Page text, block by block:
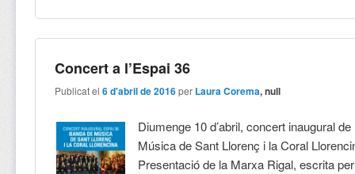
Concert a l’Espai 36
Publicat el6 d'abril de 2016 per Laura Corema, null
Diumenge 10 d’abril, concert inaugural
Música de Sant Llorenç i la Coral
Presentació de la Marxa Rigal, escrita